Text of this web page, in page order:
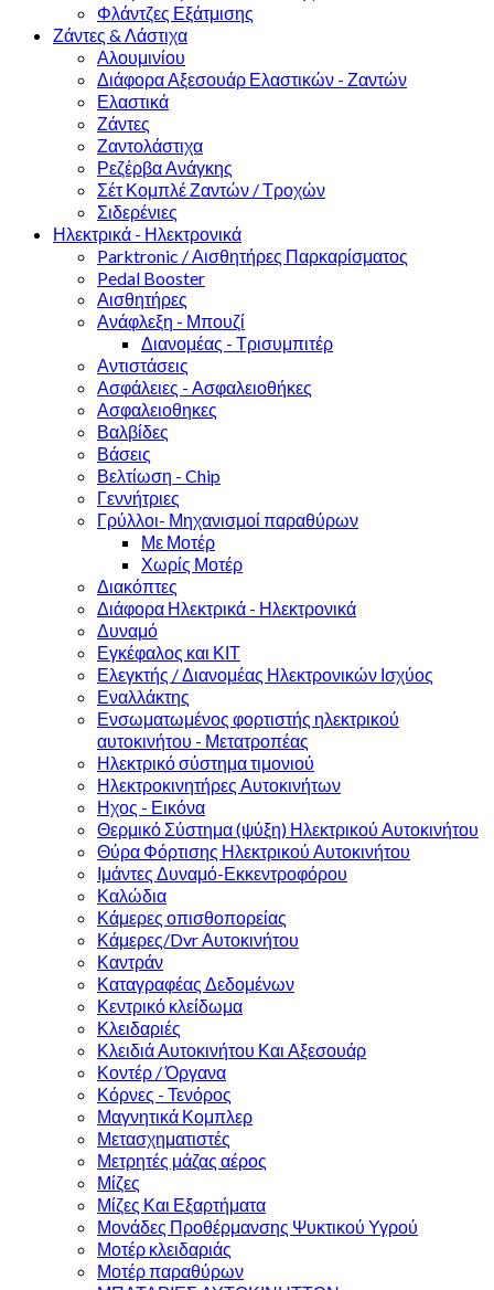
Φλάντζες Εξάτμισης
Ζάντες & Λάστιχα
Αλουμινίου
Διάφορα Αξεσουάρ Ελαστικών - Ζαντών
Ελαστικά
Ζάντες
Ζαντολάστιχα
Ρεζέρβα Ανάγκης
Σέτ Κομπλέ Ζαντών / Τροχών
Σιδερένιες
Ηλεκτρικά - Ηλεκτρονικά
Parktronic / Αισθητήρες Παρκαρίσματος
Pedal Booster
Αισθητήρες
Ανάφλεξη - Μπουζί
Διανομέας - Τρισυμπιτέρ
Αντιστάσεις
Ασφάλειες - Ασφαλειοθήκες
Ασφαλειοθηκες
Βαλβίδες
Βάσεις
Βελτίωση - Chip
Γεννήτριες
Γρύλλοι- Μηχανισμοί παραθύρων
Με Μοτέρ
Χωρίς Μοτέρ
Διακόπτες
Διάφορα Ηλεκτρικά - Ηλεκτρονικά
Δυναμό
Εγκέφαλος και ΚΙΤ
Ελεγκτής / Διανομέας Ηλεκτρονικών Ισχύος
Εναλλάκτης
Ενσωματωμένος φορτιστής ηλεκτρικού
αυτοκινήτου - Μετατροπέας
Ηλεκτρικό σύστημα τιμονιού
Ηλεκτροκινητήρες Αυτοκινήτων
Ηχος - Εικόνα
Θερμικό Σύστημα (ψύξη) Ηλεκτρικού Αυτοκινήτου
Θύρα Φόρτισης Ηλεκτρικού Αυτοκινήτου
Ιμάντες Δυναμό-Εκκεντροφόρου
Καλώδια
Κάμερες οπισθοπορείας
Κάμερες/Dvr Αυτοκινήτου
Καντράν
Καταγραφέας Δεδομένων
Κεντρικό κλείδωμα
Κλειδαριές
Κλειδιά Αυτοκινήτου Και Αξεσουάρ
Κοντέρ / Όργανα
Κόρνες - Τενόρος
Μαγνητικά Κομπλερ
Μετασχηματιστές
Μετρητές μάζας αέρος
Μίζες
Μίζες Και Εξαρτήματα
Μονάδες Προθέρμανσης Ψυκτικού Υγρού
Μοτέρ κλειδαριάς
Μοτέρ παραθύρων